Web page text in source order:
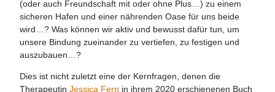
(oder auch Freundschaft mit oder ohne Plus…) zu einem
sicheren Hafen und einer nährenden Oase für uns beide
wird…? Was können wir aktiv und bewusst dafür tun, um
unsere Bindung zueinander zu vertiefen, zu festigen und
auszubauen…?
Dies ist nicht zuletzt eine der Kernfragen, denen die
Therapeutin Jessica Fern in ihrem 2020 erschienenen Buch